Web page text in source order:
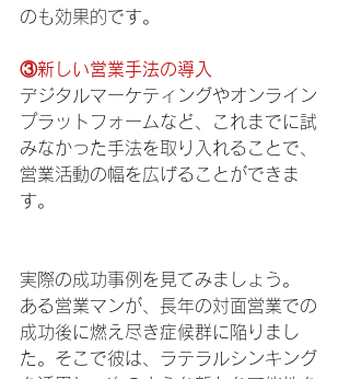
のも効果的です。
③新しい営業手法の導入
デジタルマーケティングやオンライン
プラットフォームなど、これまでに試
みなかった手法を取り入れることで、
営業活動の幅を広げることができま
す。
実際の成功事例を見てみましょう。
ある営業マンが、長年の対面営業での
成功後に燃え尽き症候群に陥りまし
た。そこで彼は、ラテラルシンキング